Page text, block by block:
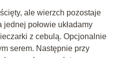
ale wierzch pozostaje
połowie układamy
z cebulą. Opcjonalnie
serem. Następnie przy